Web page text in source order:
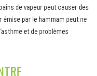
de vapeur peut causer des
par le hammam peut ne
et de problèmes